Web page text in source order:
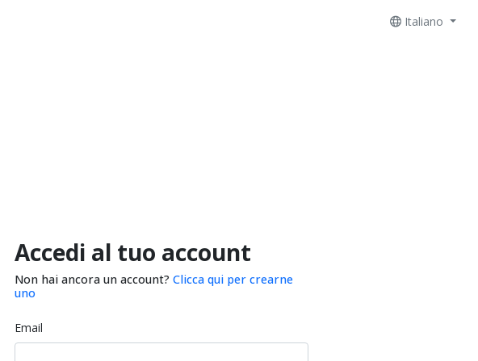
Italiano
Accedi al tuo account
Non hai ancora un account? Clicca qui per crearne
uno
Email